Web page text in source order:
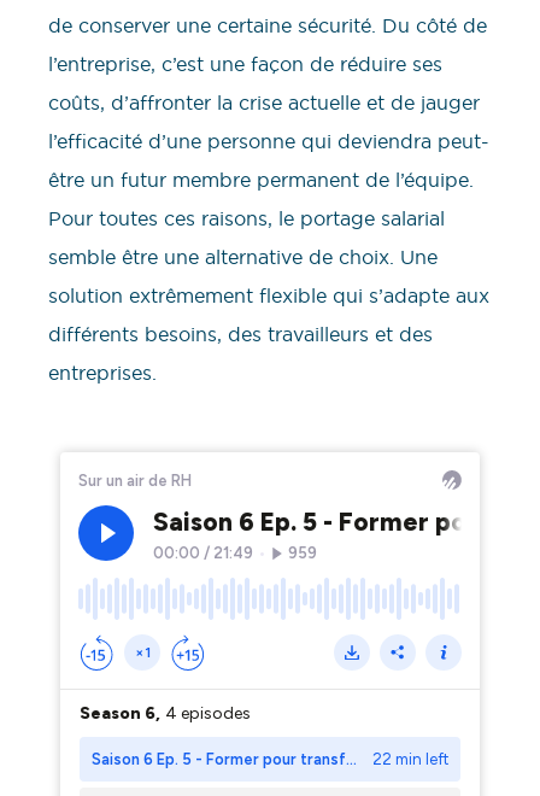
de conserver une certaine sécurité. Du côté de
l’entreprise, c’est une façon de réduire ses
coûts, d’affronter la crise actuelle et de jauger
l’efficacité d’une personne qui deviendra peut-
être un futur membre permanent de l’équipe.
Pour toutes ces raisons, le portage salarial
semble être une alternative de choix. Une
solution extrêmement flexible qui s’adapte aux
différents besoins, des travailleurs et des
entreprises.